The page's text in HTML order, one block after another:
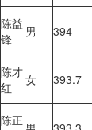
陈益
锋
男 394
陈才
红
女 393.7
陈正